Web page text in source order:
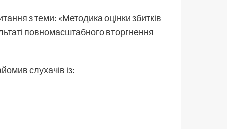
з теми: «Методика оцінки збитків
повномасштабного вторгнення
слухачів із: